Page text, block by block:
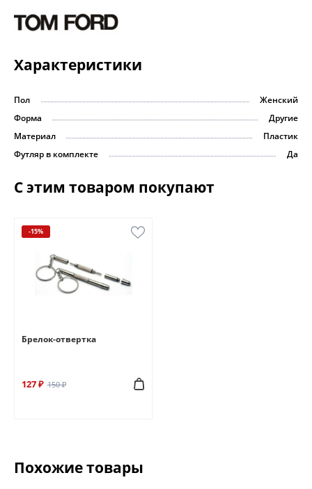
Характеристики
Пол
Женский
Форма
Другие
Материал
Пластик
Футляр в комплекте
Да
С этим товаром покупают
-15%
Брелок-отвертка
127 ₽ 150 ₽
Похожие товары